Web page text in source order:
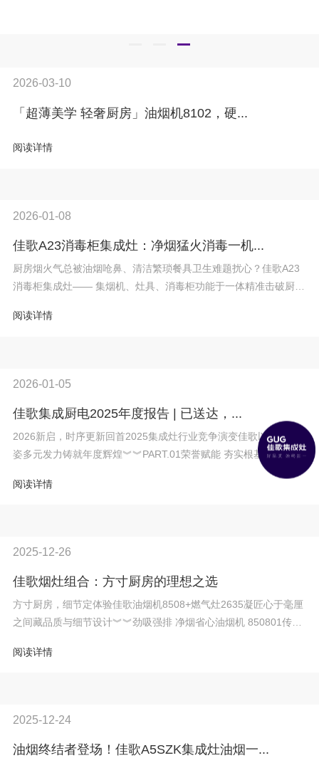
2026-03-10
「超薄美学 轻奢厨房」油烟机8102，硬...
阅读详情
2026-01-08
佳歌A23消毒柜集成灶：净烟猛火消毒一机...
厨房烟火气总被油烟呛鼻、清洁繁琐餐具卫生难题扰心？佳歌A23
消毒柜集成灶—— 集烟机、灶具、消毒柜功能于一体精准击破厨房
阅读详情
2026-01-05
佳歌集成厨电2025年度报告 | 已送达，...
2026新启，时序更新回首2025集成灶行业竞争演变佳歌以奋进之
姿多元发力铸就年度辉煌︾︾PART.01荣誉赋能 夯实根基2月，浙
阅读详情
2025-12-26
佳歌烟灶组合：方寸厨房的理想之选
方寸厨房，细节定体验佳歌油烟机8508+燃气灶2635凝匠心于毫厘
之间藏品质与细节设计︾︾劲吸强排 净烟省心油烟机 850801传统
阅读详情
2025-12-24
油烟终结者登场！佳歌A5SZK集成灶油烟一...